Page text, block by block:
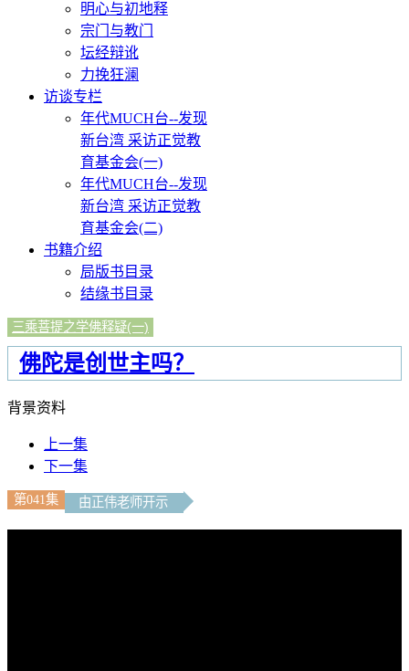
明心与初地释
宗门与教门
坛经辩讹
力挽狂澜
访谈专栏
年代MUCH台--发现
新台湾 采访正觉教
育基金会(一)
年代MUCH台--发现
新台湾 采访正觉教
育基金会(二)
书籍介绍
局版书目录
结缘书目录
三乘菩提之学佛释疑(一)
佛陀是创世主吗？
背景资料
上一集
下一集
第041集 由正伟老师开示